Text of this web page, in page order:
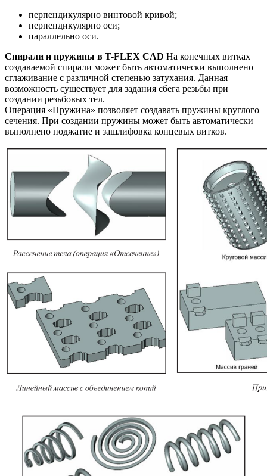
перпендикулярно винтовой кривой;
перпендикулярно оси;
параллельно оси.
Спирали и пружины в T-FLEX CAD На конечных витках
создаваемой спирали может быть автоматически выполнено
сглаживание с различной степенью затухания. Данная
возможность существует для задания сбега резьбы при
создании резьбовых тел.
Операция «Пружина» позволяет создавать пружины круглого
сечения. При создании пружины может быть автоматически
выполнено поджатие и зашлифовка концевых витков.